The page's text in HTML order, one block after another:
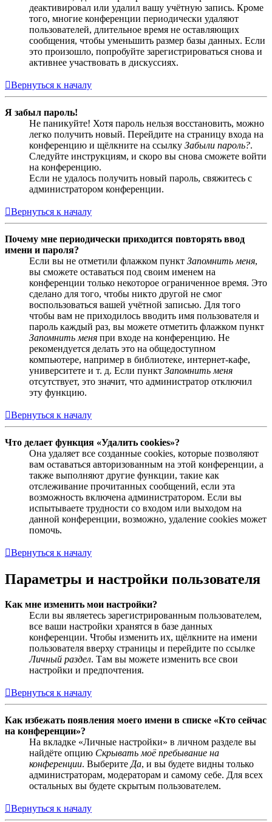
деактивировал или удалил вашу учётную запись. Кроме
того, многие конференции периодически удаляют
пользователей, длительное время не оставляющих
сообщения, чтобы уменьшить размер базы данных. Если
это произошло, попробуйте зарегистрироваться снова и
активнее участвовать в дискуссиях.
Вернуться к началу
Я забыл пароль!
Не паникуйте! Хотя пароль нельзя восстановить, можно
легко получить новый. Перейдите на страницу входа на
конференцию и щёлкните на ссылку Забыли пароль?.
Следуйте инструкциям, и скоро вы снова сможете войти
на конференцию.
Если не удалось получить новый пароль, свяжитесь с
администратором конференции.
Вернуться к началу
Почему мне периодически приходится повторять ввод
имени и пароля?
Если вы не отметили флажком пункт Запомнить меня,
вы сможете оставаться под своим именем на
конференции только некоторое ограниченное время. Это
сделано для того, чтобы никто другой не смог
воспользоваться вашей учётной записью. Для того
чтобы вам не приходилось вводить имя пользователя и
пароль каждый раз, вы можете отметить флажком пункт
Запомнить меня при входе на конференцию. Не
рекомендуется делать это на общедоступном
компьютере, например в библиотеке, интернет-кафе,
университете и т. д. Если пункт Запомнить меня
отсутствует, это значит, что администратор отключил
эту функцию.
Вернуться к началу
Что делает функция «Удалить cookies»?
Она удаляет все созданные cookies, которые позволяют
вам оставаться авторизованным на этой конференции, а
также выполняют другие функции, такие как
отслеживание прочитанных сообщений, если эта
возможность включена администратором. Если вы
испытываете трудности со входом или выходом на
данной конференции, возможно, удаление cookies может
помочь.
Вернуться к началу
Параметры и настройки пользователя
Как мне изменить мои настройки?
Если вы являетесь зарегистрированным пользователем,
все ваши настройки хранятся в базе данных
конференции. Чтобы изменить их, щёлкните на имени
пользователя вверху страницы и перейдите по ссылке
Личный раздел. Там вы можете изменить все свои
настройки и предпочтения.
Вернуться к началу
Как избежать появления моего имени в списке «Кто сейчас
на конференции»?
На вкладке «Личные настройки» в личном разделе вы
найдёте опцию Скрывать моё пребывание на
конференции. ВыберитеДа, и вы будете видны только
администраторам, модераторам и самому себе. Для всех
остальных вы будете скрытым пользователем.
Вернуться к началу